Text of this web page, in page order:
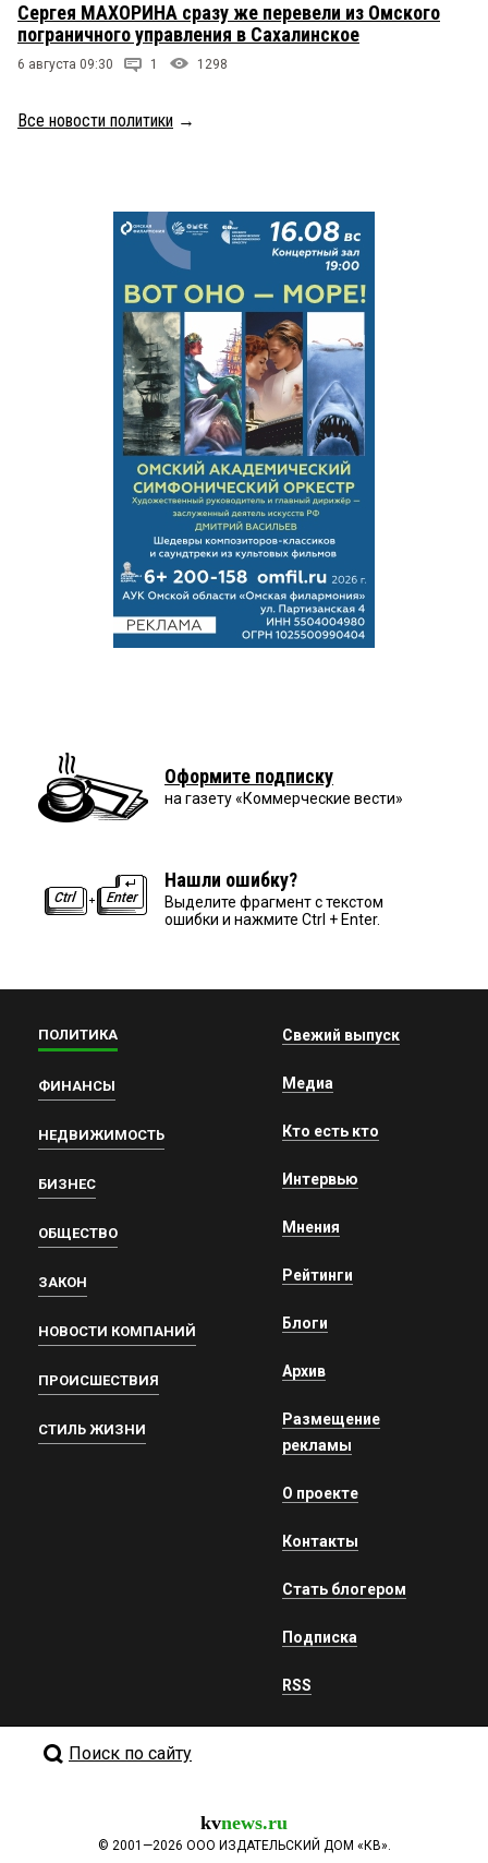
Сергея МАХОРИНА сразу же перевели из Омского
пограничного управления в Сахалинское
6 августа 09:30 1 1298
Все новости политики →
Оформите подписку
на газету «Коммерческие вести»
Нашли ошибку?
Выделите фрагмент с текстом
ошибки и нажмите Ctrl + Enter.
ПОЛИТИКА
ФИНАНСЫ
НЕДВИЖИМОСТЬ
БИЗНЕС
ОБЩЕСТВО
ЗАКОН
НОВОСТИ КОМПАНИЙ
ПРОИСШЕСТВИЯ
СТИЛЬ ЖИЗНИ
Свежий выпуск
Медиа
Кто есть кто
Интервью
Мнения
Рейтинги
Блоги
Архив
Размещение
рекламы
О проекте
Контакты
Стать блогером
Подписка
RSS
Поиск по сайту
kvnews.ru
© 2001—2026 ООО ИЗДАТЕЛЬСКИЙ ДОМ «КВ».